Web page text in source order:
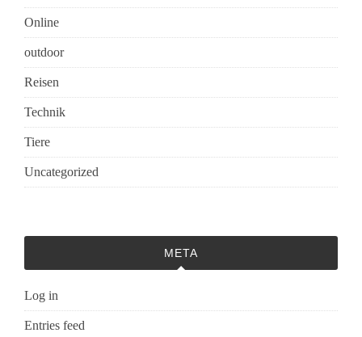
Online
outdoor
Reisen
Technik
Tiere
Uncategorized
META
Log in
Entries feed